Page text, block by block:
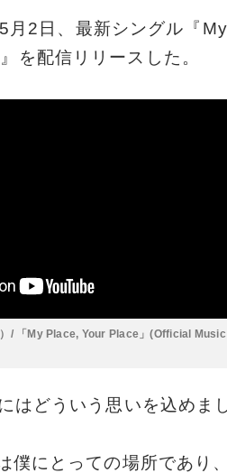
月2日、最新シングル『My
を配信リリースした。
/ 「My Place, Your Place」(Official Music
はどういう思いを込めま
僕にとっての場所であり